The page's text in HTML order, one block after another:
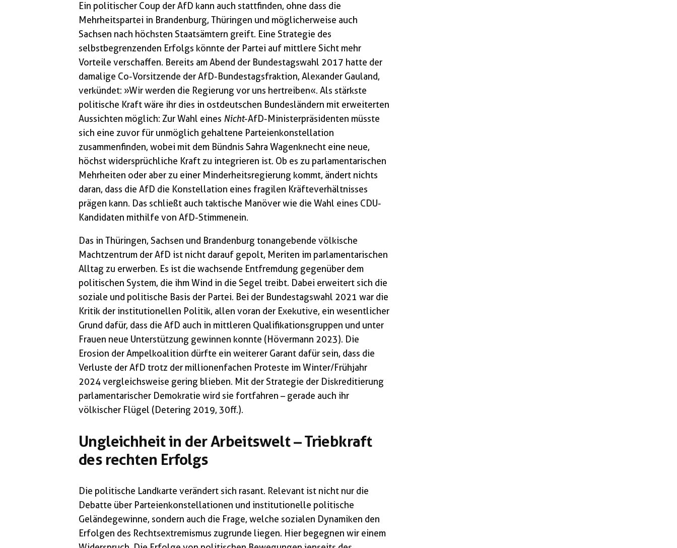
Ein politischer Coup der AfD kann auch stattfinden, ohne dass die
Mehrheitspartei in Brandenburg, Thüringen und möglicherweise auch
Sachsen nach höchsten Staatsämtern greift. Eine Strategie des
selbstbegrenzenden Erfolgs könnte der Partei auf mittlere Sicht mehr
Vorteile verschaffen. Bereits am Abend der Bundestagswahl 2017 hatte der
damalige Co-Vorsitzende der AfD-Bundestagsfraktion, Alexander Gauland,
verkündet: »Wir werden die Regierung vor uns hertreiben«. Als stärkste
politische Kraft wäre ihr dies in ostdeutschen Bundesländern mit erweiterten
Aussichten möglich: Zur Wahl eines Nicht-AfD-Ministerpräsidenten müsste
sich eine zuvor für unmöglich gehaltene Parteienkonstellation
zusammenfinden, wobei mit dem Bündnis Sahra Wagenknecht eine neue,
höchst widersprüchliche Kraft zu integrieren ist. Ob es zu parlamentarischen
Mehrheiten oder aber zu einer Minderheitsregierung kommt, ändert nichts
daran, dass die AfD die Konstellation eines fragilen Kräfteverhältnisses
prägen kann. Das schließt auch taktische Manöver wie die Wahl eines CDU-
Kandidaten mithilfe von AfD-Stimmenein.
Das in Thüringen, Sachsen und Brandenburg tonangebende völkische
Machtzentrum der AfD ist nicht darauf gepolt, Meriten im parlamentarischen
Alltag zu erwerben. Es ist die wachsende Entfremdung gegenüber dem
politischen System, die ihm Wind in die Segel treibt. Dabei erweitert sich die
soziale und politische Basis der Partei. Bei der Bundestagswahl 2021 war die
Kritik der institutionellen Politik, allen voran der Exekutive, ein wesentlicher
Grund dafür, dass die AfD auch in mittleren Qualifikationsgruppen und unter
Frauen neue Unterstützung gewinnen konnte (Hövermann 2023). Die
Erosion der Ampelkoalition dürfte ein weiterer Garant dafür sein, dass die
Verluste der AfD trotz der millionenfachen Proteste im Winter/Frühjahr
2024 vergleichsweise gering blieben. Mit der Strategie der Diskreditierung
parlamentarischer Demokratie wird sie fortfahren – gerade auch ihr
völkischer Flügel (Detering 2019, 30ff.).
Ungleichheit in der Arbeitswelt – Triebkraft
des rechten Erfolgs
Die politische Landkarte verändert sich rasant. Relevant ist nicht nur die
Debatte über Parteienkonstellationen und institutionelle politische
Geländegewinne, sondern auch die Frage, welche sozialen Dynamiken den
Erfolgen des Rechtsextremismus zugrunde liegen. Hier begegnen wir einem